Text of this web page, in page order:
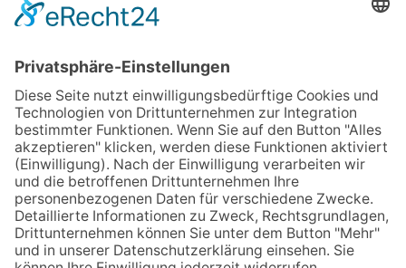
Öffnungszeiten
Apotheken Notdienst:
Bereitschaftsdienste